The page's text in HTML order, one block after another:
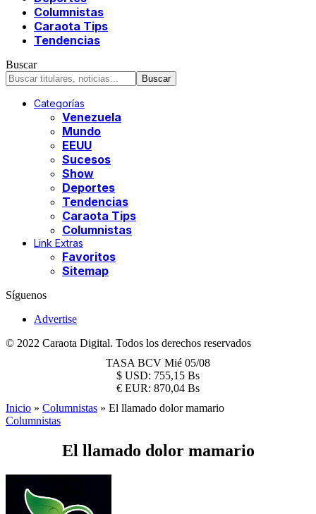
Columnistas
Caraota Tips
Tendencias
Buscar
Categorías
Venezuela
Mundo
EEUU
Sucesos
Show
Deportes
Tendencias
Caraota Tips
Columnistas
Link Extras
Favoritos
Sitemap
Síguenos
Advertise
© 2022 Caraota Digital. Todos los derechos reservados
TASA BCV Mié 05/08
$ USD: 755,15 Bs
€ EUR: 870,04 Bs
Inicio » Columnistas » El llamado dolor mamario
Columnistas
El llamado dolor mamario